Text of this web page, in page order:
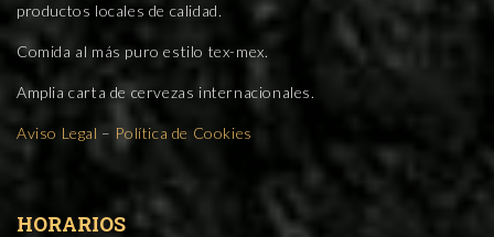
productos locales de calidad.
Comida al más puro estilo tex-mex.
Amplia carta de cervezas internacionales.
Aviso Legal – Política de Cookies
HORARIOS